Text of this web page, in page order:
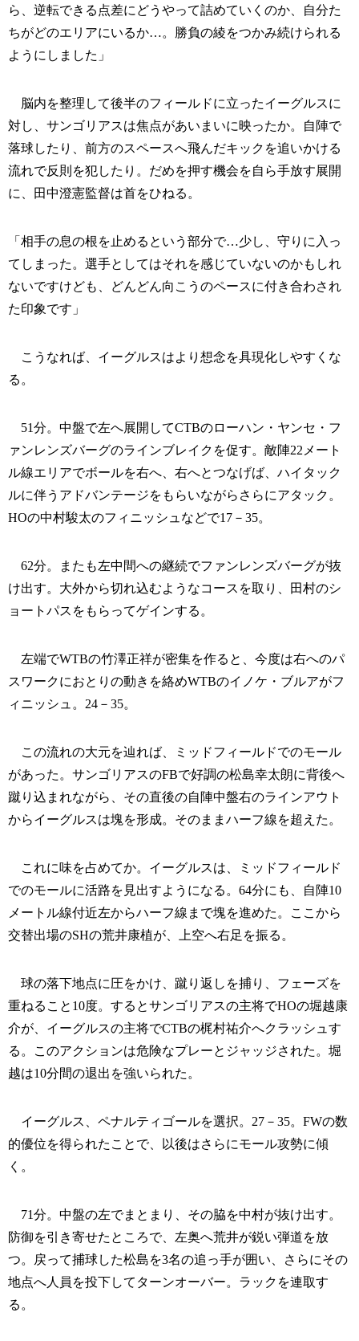
ら、逆転できる点差にどうやって詰めていくのか、自分た
ちがどのエリアにいるか…。勝負の綾をつかみ続けられる
ようにしました」
脳内を整理して後半のフィールドに立ったイーグルスに
対し、サンゴリアスは焦点があいまいに映ったか。自陣で
落球したり、前方のスペースへ飛んだキックを追いかける
流れで反則を犯したり。だめを押す機会を自ら手放す展開
に、田中澄憲監督は首をひねる。
「相手の息の根を止めるという部分で…少し、守りに入っ
てしまった。選手としてはそれを感じていないのかもしれ
ないですけども、どんどん向こうのペースに付き合わされ
た印象です」
こうなれば、イーグルスはより想念を具現化しやすくな
る。
51分。中盤で左へ展開してCTBのローハン・ヤンセ・フ
ァンレンズバーグのラインブレイクを促す。敵陣22メート
ル線エリアでボールを右へ、右へとつなげば、ハイタック
ルに伴うアドバンテージをもらいながらさらにアタック。
HOの中村駿太のフィニッシュなどで17－35。
62分。またも左中間への継続でファンレンズバーグが抜
け出す。大外から切れ込むようなコースを取り、田村のシ
ョートパスをもらってゲインする。
左端でWTBの竹澤正祥が密集を作ると、今度は右へのパ
スワークにおとりの動きを絡めWTBのイノケ・ブルアがフ
ィニッシュ。24－35。
この流れの大元を辿れば、ミッドフィールドでのモール
があった。サンゴリアスのFBで好調の松島幸太朗に背後へ
蹴り込まれながら、その直後の自陣中盤右のラインアウト
からイーグルスは塊を形成。そのままハーフ線を超えた。
これに味を占めてか。イーグルスは、ミッドフィールド
でのモールに活路を見出すようになる。64分にも、自陣10
メートル線付近左からハーフ線まで塊を進めた。ここから
交替出場のSHの荒井康植が、上空へ右足を振る。
球の落下地点に圧をかけ、蹴り返しを捕り、フェーズを
重ねること10度。するとサンゴリアスの主将でHOの堀越康
介が、イーグルスの主将でCTBの梶村祐介へクラッシュす
る。このアクションは危険なプレーとジャッジされた。堀
越は10分間の退出を強いられた。
イーグルス、ペナルティゴールを選択。27－35。FWの数
的優位を得られたことで、以後はさらにモール攻勢に傾
く。
71分。中盤の左でまとまり、その脇を中村が抜け出す。
防御を引き寄せたところで、左奥へ荒井が鋭い弾道を放
つ。戻って捕球した松島を3名の追っ手が囲い、さらにその
地点へ人員を投下してターンオーバー。ラックを連取す
る。